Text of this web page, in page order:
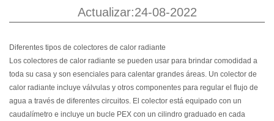
Actualizar:24-08-2022
Diferentes tipos de colectores de calor radiante
Los colectores de calor radiante se pueden usar para brindar comodidad a
toda su casa y son esenciales para calentar grandes áreas. Un colector de
calor radiante incluye válvulas y otros componentes para regular el flujo de
agua a través de diferentes circuitos. El colector está equipado con un
caudalímetro e incluye un bucle PEX con un cilindro graduado en cada